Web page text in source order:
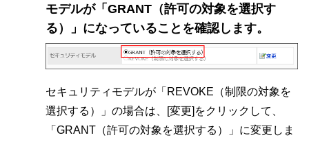
モデルが「GRANT（許可の対象を選択す
る）」になっていることを確認します。
セキュリティモデルが「REVOKE（制限の対象を
選択する）」の場合は、[変更]をクリックして、
「GRANT（許可の対象を選択する）」に変更しま